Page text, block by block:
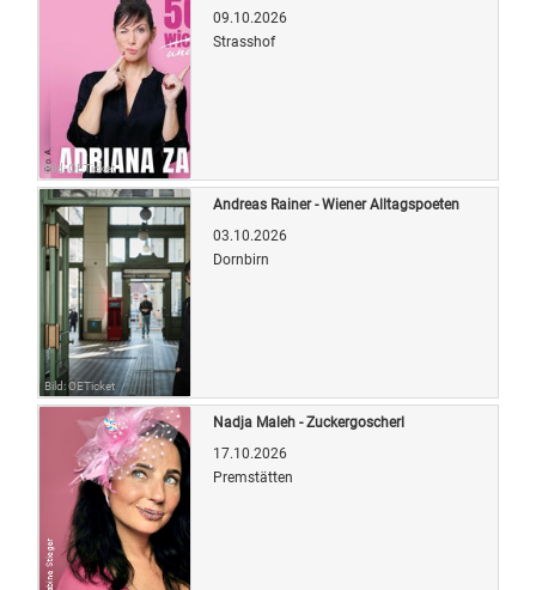
Bild: OETicket
09.10.2026
Strasshof
Bild: OETicket
Andreas Rainer - Wiener Alltagspoeten
03.10.2026
Dornbirn
Nadja Maleh - Zuckergoscherl
17.10.2026
Premstätten